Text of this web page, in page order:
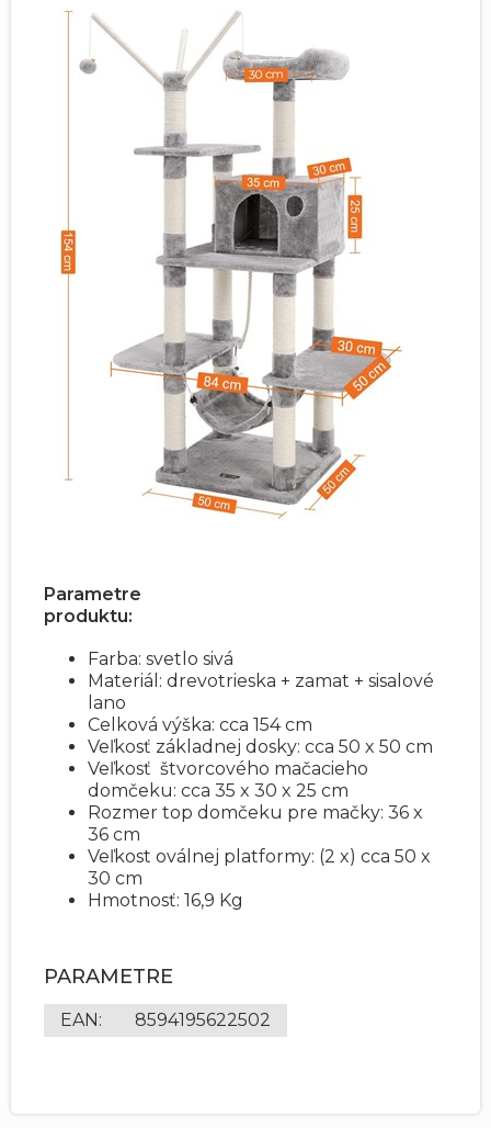
Parametre
produktu:
Farba: svetlo sivá
Materiál: drevotrieska + zamat + sisalové
lano
Celková výška: cca 154 cm
Veľkosť základnej dosky: cca 50 x 50 cm
Veľkosť štvorcového mačacieho
domčeku: cca 35 x 30 x 25 cm
Rozmer top domčeku pre mačky: 36 x
36 cm
Veľkost oválnej platformy: (2 x) cca 50 x
30 cm
Hmotnosť: 16,9 Kg
PARAMETRE
EAN: 8594195622502